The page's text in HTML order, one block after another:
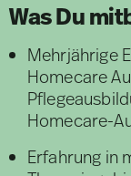
Was Du
Mehrjährige
Homecare
Homecare-
Erfahrung in